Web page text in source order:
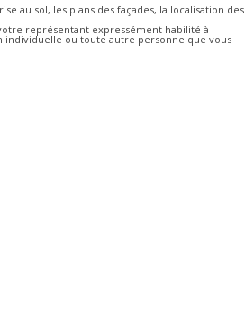
au sol, les plans des façades, la localisation des
représentant expressément habilité à
individuelle ou toute autre personne que vous